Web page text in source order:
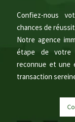
Confiez-nous
chances de
Notre agence
étape de votre
reconnue et une
transaction